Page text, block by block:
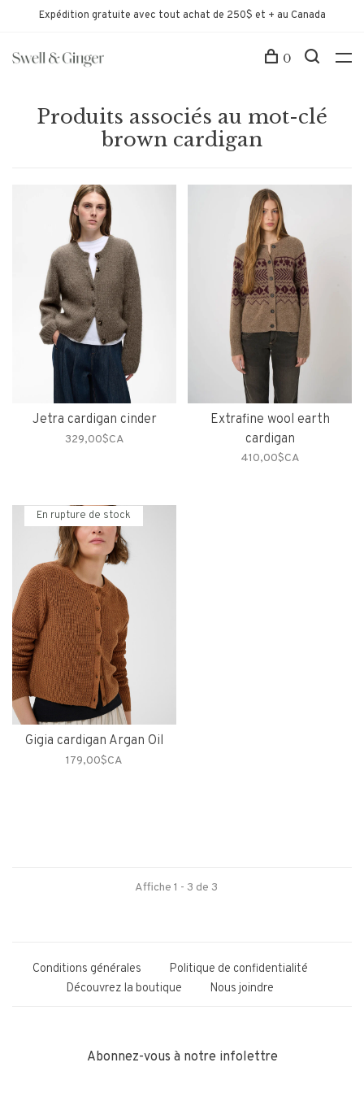
Expédition gratuite avec tout achat de 250$ et + au Canada
0
Produits associés au mot-clé
brown cardigan
Jetra cardigan cinder
329,00$CA
Extrafine wool earth
cardigan
410,00$CA
En rupture de stock
Gigia cardigan Argan Oil
179,00$CA
Affiche 1 - 3 de 3
Conditions générales
Politique de confidentialité
Découvrez la boutique
Nous joindre
Abonnez-vous à notre infolettre